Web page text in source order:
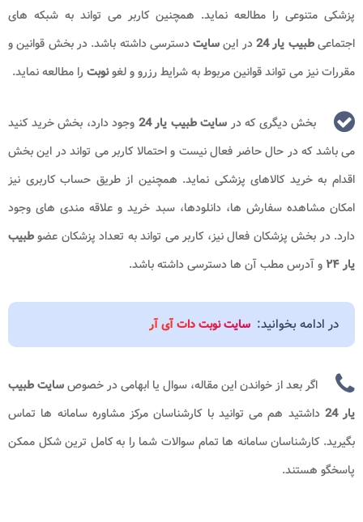
پزشکی متنوعی را مطالعه نماید. همچنین کاربر می تواند به شبکه های
اجتماعیطبیب یار 24 در اینسایتدسترسی داشته باشد. در بخش قوانین و
مقررات نیز می تواند قوانین مربوط به شرایط رزرو و لغونوبت را مطالعه نماید.
بخش دیگری که در سایت طبیب یار 24
وجود دارد، بخش خرید کنید
می باشد که در حال حاضر فعال نیست و احتمالا کاربر می تواند در این بخش
اقدام به خرید کالاهای پزشکی نماید. همچنین از طریق حساب کاربری نیز
امکان مشاهده سفارش ها، دانلودها، سبد خرید و علاقه مندی های وجود
دارد. در بخش پزشکان فعال نیز، کاربر می تواند به تعداد پزشکان عضوطبیب
یار ۲۴
و آدرس مطب آن ها دسترسی داشته باشد.
در ادامه بخوانید: سایت نوبت دات آی آر
اگر بعد از خواندن این مقاله، سوال یا ابهامی در خصوصسایت طبیب
یار 24​
داشتید هم می توانید با کارشناسان مرکز مشاوره سامانه ها تماس
بگیرید. کارشناسان سامانه ها تمام سوالات شما را به کامل ترین شکل ممکن
پاسخگو هستند.